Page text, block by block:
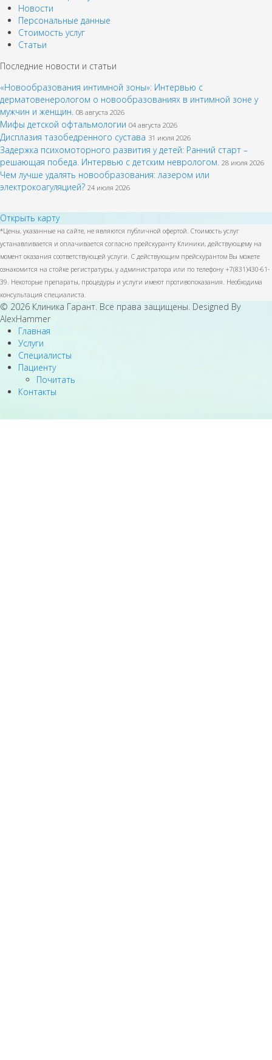
Новости
Персональные данные
Стоимость услуг
Статьи
Последние новости и статьи
«Новообразования интимной зоны»: Интервью с
дерматовенерологом о новообразованиях в интимной зоне у
мужчин и женщин. 08 августа 2026
Мифы детской офтальмологии 04 августа 2026
Дисплазия тазобедренного сустава 31 июля 2026
Задержка психомоторного развития у детей: Ранний старт –
решающая победа. Интервью с детским неврологом. 28 июля 2026
Чем лучше удалять новообразования: лазером или
электрокоагуляцией? 24 июля 2026
Открыть карту
*Цены, указанные на сайте, не являются публичной офертой. Стоимость услуг
устанавливается и оплачивается согласно прейскуранту Клиники, действующему на
момент оказания соответствующей услуги. С действующим прейскурантом Вы можете
ознакомится на стойке регистратуры, у администратора или по телефону +7(831)430-61-
39. Некоторые препараты, процедуры и услуги имеют противопоказания. Необходима
консультация специалиста.
© 2026 Клиника Гарант. Все права защищены. Designed By
AlexHammer
Главная
Услуги
Специалисты
Пациенту
Почитать
Контакты